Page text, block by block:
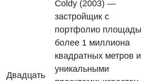
Двадцать
Coldy (2003) —
застройщик с
портфолио
более 1 миллиона
квадратных метров
уникальными